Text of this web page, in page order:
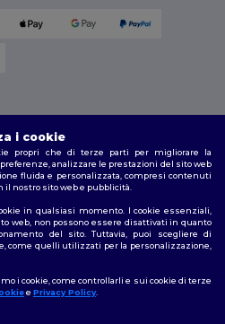
riservati
i cookie
propri che di terze parti per migliorare la
analizzare le prestazioni del sito web
fluida e personalizzata, compresi contenuti
nostro sito web e pubblicità.
in qualsiasi momento. I cookie essenziali,
web, non possono essere disattivati in quanto
del sito. Tuttavia, puoi scegliere di
come quelli utilizzati per la personalizzazione,
i cookie, come controllarli e sui cookie di terze
e Privacy Policy.